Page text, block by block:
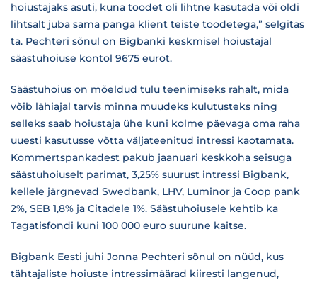
hoiustajaks asuti, kuna toodet oli lihtne kasutada või oldi
lihtsalt juba sama panga klient teiste toodetega,” selgitas
ta. Pechteri sõnul on Bigbanki keskmisel hoiustajal
säästuhoiuse kontol 9675 eurot.
Säästuhoius on mõeldud tulu teenimiseks rahalt, mida
võib lähiajal tarvis minna muudeks kulutusteks ning
selleks saab hoiustaja ühe kuni kolme päevaga oma raha
uuesti kasutusse võtta väljateenitud intressi kaotamata.
Kommertspankadest pakub jaanuari keskkoha seisuga
säästuhoiuselt parimat, 3,25% suurust intressi Bigbank,
kellele järgnevad Swedbank, LHV, Luminor ja Coop pank
2%, SEB 1,8% ja Citadele 1%. Säästuhoiusele kehtib ka
Tagatisfondi kuni 100 000 euro suurune kaitse.
Bigbank Eesti juhi Jonna Pechteri sõnul on nüüd, kus
tähtajaliste hoiuste intressimäärad kiiresti langenud,